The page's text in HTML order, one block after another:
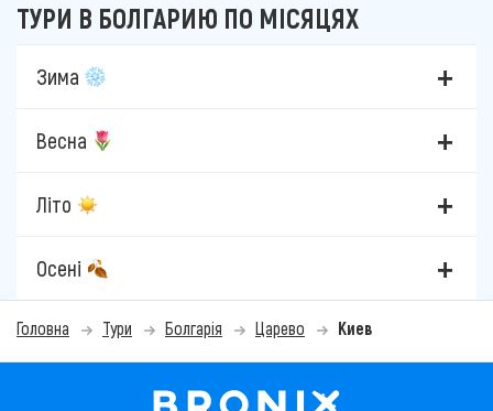
ТУРИ В БОЛГАРИЮ ПО МІСЯЦЯХ
Зима
Весна
Літо
Осені
Головна Тури Болгарія Царево Киев